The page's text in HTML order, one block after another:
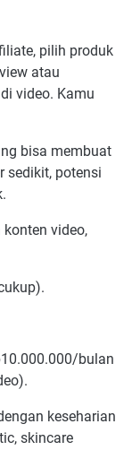
pilih produk
atau
video. Kamu
bisa membuat
sedikit, potensi
video,
bulan
keseharian
skincare